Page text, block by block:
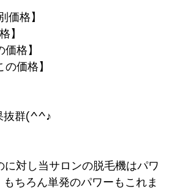
価格】
格】
格】
価格】
抜群(^^♪
対し当サロンの脱毛機はパワ
ちろん単発のパワーもこれま